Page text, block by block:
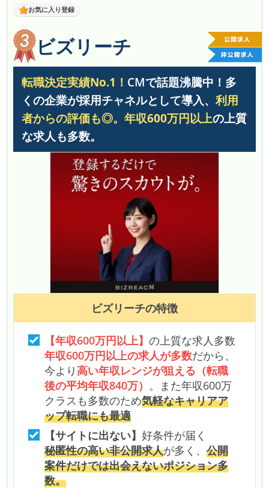
お気に入り登録
ビズリーチ
転職決定実績No.1！ CMで話題沸騰中！多
くの企業が採用チャネルとして導入、利用
者からの評価も◎。 年収600万円以上の上質
な求人も多数。
ビズリーチの特徴
【年収600万円以上】の上質な求人多数
年収600万円以上の求人が多数だから、
今より高い年収レンジが狙える（転職
後の平均年収840万） 。また年収600万
クラスも多数のため気軽なキャリアア
ップ転職にも最適
【サイトに出ない】好条件が届く
秘匿性の高い非公開求人が多く、公開
案件だけでは出会えないポジション多
数。